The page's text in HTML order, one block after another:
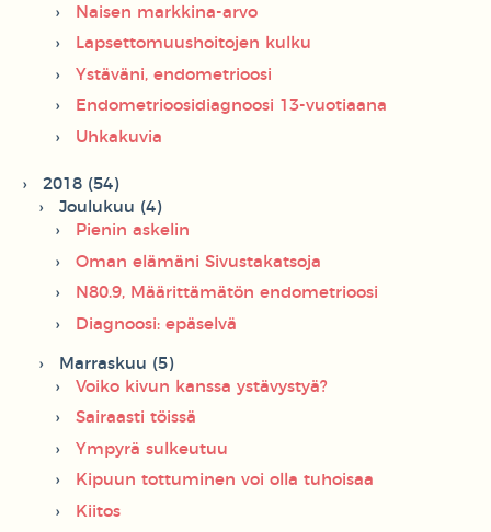
Naisen markkina-arvo
Lapsettomuushoitojen kulku
Ystäväni, endometrioosi
Endometrioosidiagnoosi 13-vuotiaana
Uhkakuvia
2018 (54)
Joulukuu (4)
Pienin askelin
Oman elämäni Sivustakatsoja
N80.9, Määrittämätön endometrioosi
Diagnoosi: epäselvä
Marraskuu (5)
Voiko kivun kanssa ystävystyä?
Sairaasti töissä
Ympyrä sulkeutuu
Kipuun tottuminen voi olla tuhoisaa
Kiitos